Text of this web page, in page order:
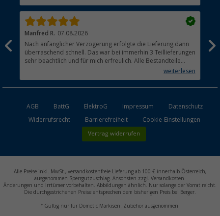
Manfred R. 07.08.2026
Nach anfänglicher Verzögerung erfolgte die Lieferung dann
überraschend schnell. Das war bei immerhin 3 Teillieferungen
sehr beachtlich und für mich erfreulich. Alle Bestandteile
waren gut verpackt und in Ordnung. Das Gerät (Gasgrill)weiterlesen
AGB BattG ElektroG Impressum
Datenschutz
Widerrufsrecht
Barrierefreiheit Cookie-Einstellungen
Vertrag widerrufen
Alle Preise inkl. MwSt., versandkostenfreie Lieferung ab 100 € innerhalb Österreich,
ausgenommen Sperrgutzuschlag. Ansonsten zzgl. Versandkosten.
Änderungen und Irrtümer vorbehalten. Abbildungen ähnlich. Nur solange der Vorrat reicht.
Die durchgestrichenen Preise entsprechen dem bisherigen Preis bei Berger.
*Gültig nur für Dometic Markisen. Zubehör ausgenommen.